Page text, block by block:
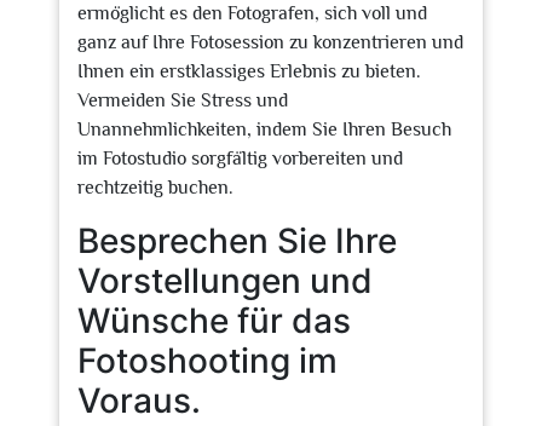
ermöglicht es den Fotografen, sich voll und
ganz auf Ihre Fotosession zu konzentrieren und
Ihnen ein erstklassiges Erlebnis zu bieten.
Vermeiden Sie Stress und
Unannehmlichkeiten, indem Sie Ihren Besuch
im Fotostudio sorgfältig vorbereiten und
rechtzeitig buchen.
Besprechen Sie Ihre
Vorstellungen und
Wünsche für das
Fotoshooting im
Voraus.